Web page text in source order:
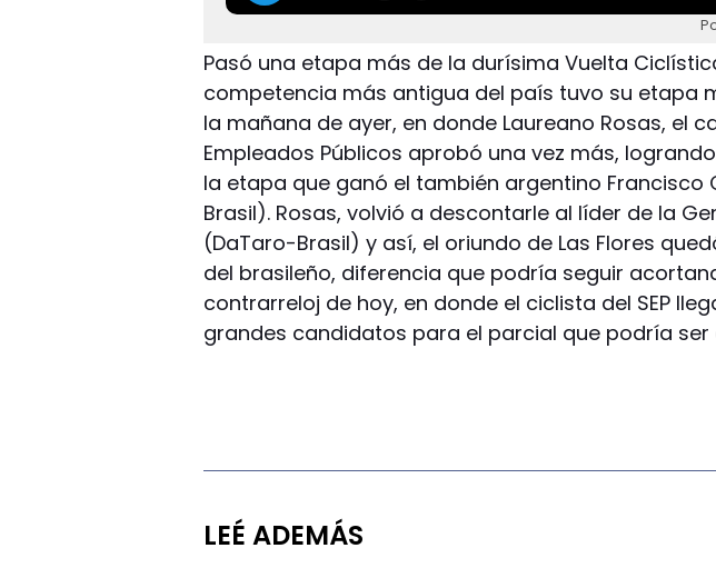
Pasó una etapa más de la durísima Vuelta
competencia más antigua del país tuvo su etapa
la mañana de ayer, en donde Laureano Rosas, el
Empleados Públicos aprobó una vez más,
la etapa que ganó el también argentino Francisco
Brasil). Rosas, volvió a descontarle al líder de la
(DaTaro-Brasil) y así, el oriundo de Las Flores
del brasileño, diferencia que podría seguir
contrarreloj de hoy, en donde el ciclista del SEP
grandes candidatos para el parcial que podría ser
LEÉ ADEMÁS